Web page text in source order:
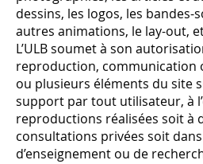
dessins, les logos, les bandes-
autres animations, le lay-out,
L’ULB soumet à son
reproduction, communication
ou plusieurs éléments du site
support par tout utilisateur, à
reproductions réalisées soit à
consultations privées soit
d’enseignement ou de